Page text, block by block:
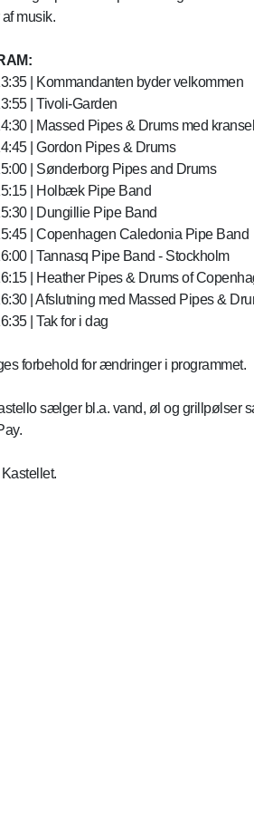
musik.
| Kommandanten byder velkommen
| Tivoli-Garden
| Massed Pipes & Drums med
| Gordon Pipes & Drums
| Sønderborg Pipes and Drums
| Holbæk Pipe Band
| Dungillie Pipe Band
| Copenhagen Caledonia Pipe Band
| Tannasq Pipe Band - Stockholm
| Heather Pipes & Drums of
| Afslutning med Massed Pipes &
| Tak for i dag
forbehold for ændringer i programmet.
sælger bl.a. vand, øl og grillpølser